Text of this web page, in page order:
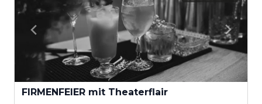
FIRMENFEIER mit Theaterflair